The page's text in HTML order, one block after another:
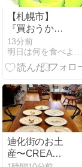
【札幌市】
『買おうか盗
もうか迷った
が、盗めそう
だったので盗
1万4000円の
85歳女がメロ
ン1玉を万引
き
13分前
迪化街のお土
産〜CREA